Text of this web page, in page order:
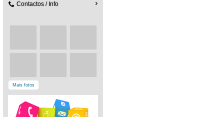
Contactos / Info
Mais fotos